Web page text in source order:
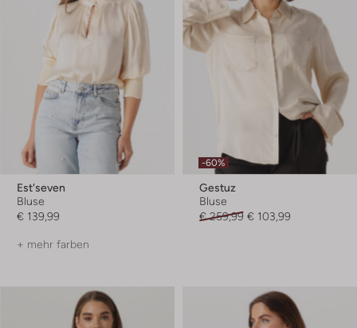
Est'seven
Bluse
€ 139,99
+ mehr farben
-60%
Gestuz
Bluse
€ 259,99 € 103,99